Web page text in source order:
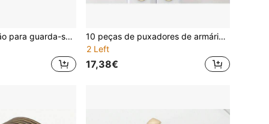
Capa de reposição para guarda-sol de pátio em poliéster, elegante e durável - proteção solar, resistente à chuva, dobrável, para uso externo em jardins.
10 peças de puxadores de armário de liga de alumínio dourado e minimalista moderno - perfeitos para armários de sapatos, portas e guarda-roupas
2 Left
17,38€